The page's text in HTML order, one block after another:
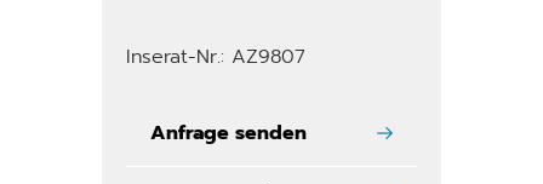
Inserat-Nr.: AZ9807
Anfrage senden